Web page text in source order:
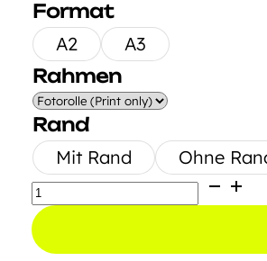
Format
A2
A3
Rahmen
Rand
Mit Rand
Ohne
Streets
of
LA